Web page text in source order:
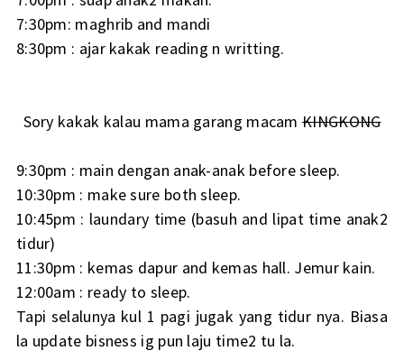
7:30pm: maghrib and mandi
8:30pm : ajar kakak reading n writting.
Sory kakak kalau mama garang macamKINGKONG
9:30pm : main dengan anak-anak before sleep.
10:30pm : make sure both sleep.
10:45pm : laundary time (basuh and lipat time anak2
tidur)
11:30pm : kemas dapur and kemas hall. Jemur kain.
12:00am : ready to sleep.
Tapi selalunya kul 1 pagi jugak yang tidur nya. Biasa
la update bisness ig pun laju time2 tu la.